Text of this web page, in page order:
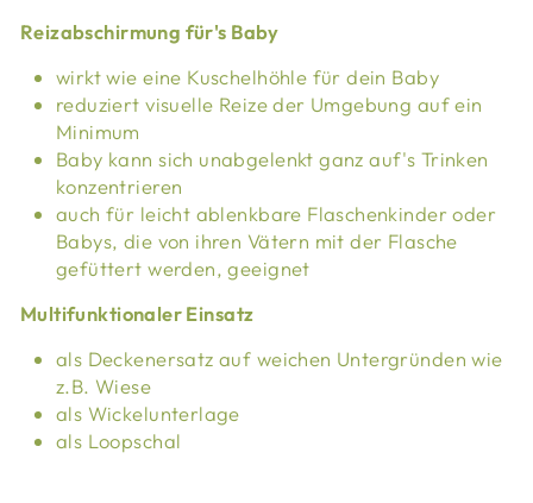
Reizabschirmung für's Baby
wirkt wie eine Kuschelhöhle für dein Baby
reduziert visuelle Reize der Umgebung auf ein
Minimum
Baby kann sich unabgelenkt ganz auf's Trinken
konzentrieren
auch für leicht ablenkbare Flaschenkinder oder
Babys, die von ihren Vätern mit der Flasche
gefüttert werden, geeignet
Multifunktionaler Einsatz
als Deckenersatz auf weichen Untergründen wie
z.B. Wiese
als Wickelunterlage
als Loopschal